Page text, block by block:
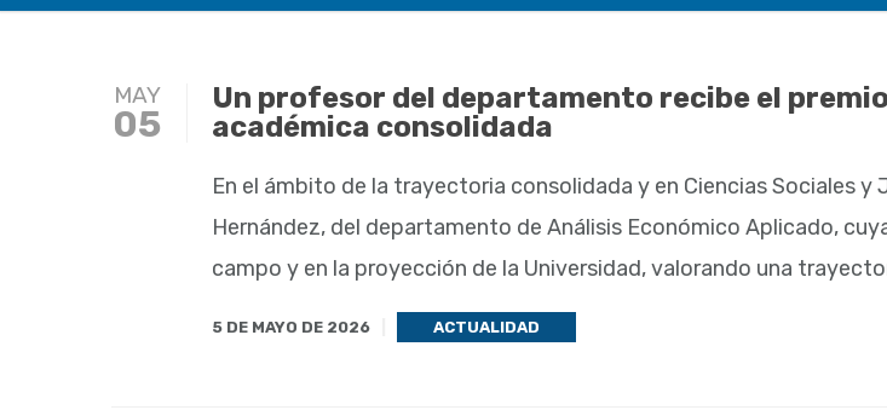
MAY
05
Un profesor del departamento recibe el
académica consolidada
En el ámbito de la trayectoria consolidada y en Ciencias Sociales y
Hernández, del departamento de Análisis Económico Aplicado,
campo y en la proyección de la Universidad, valorando una
5 DE MAYO DE 2026 ACTUALIDAD